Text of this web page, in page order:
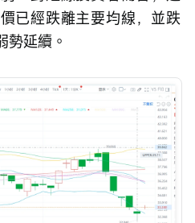
已經跌離主要均線，並跌
勢延續。